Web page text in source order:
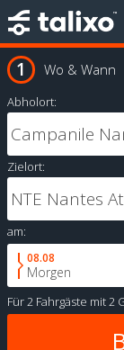
Wo & Wann
Abholort:
Zielort:
am:
08.08
Morgen
Für2 Fahrgäste mit2